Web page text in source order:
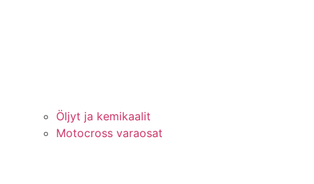
Öljyt ja kemikaalit
Motocross varaosat